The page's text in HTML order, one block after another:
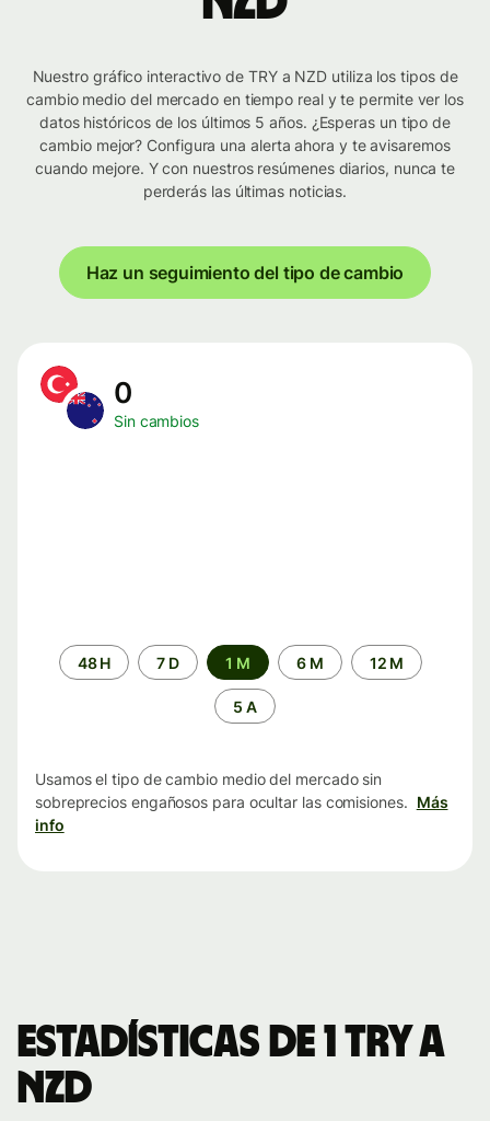
Nuestro gráfico interactivo de TRY a NZD utiliza los tipos de
cambio medio del mercado en tiempo real y te permite ver los
datos históricos de los últimos 5 años. ¿Esperas un tipo de
cambio mejor? Configura una alerta ahora y te avisaremos
cuando mejore. Y con nuestros resúmenes diarios, nunca te
perderás las últimas noticias.
Haz un seguimiento del tipo de cambio
0
Sin cambios
Periodo48 H 7 D 1 M 6 M 12 M
5 A
Usamos el tipo de cambio medio del mercado sin
sobreprecios engañosos para ocultar las comisiones. Más
info
Estadísticas de 1 TRY a
NZD